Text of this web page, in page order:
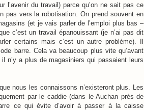
l’avenir du travail) parce qu’on ne sait pas ce
pas vers la robotisation. On prend souvent en
(et je vais parler de l’emploi plus bas –
c’est un travail épanouissant (je n’ai pas dit
certains mais c’est un autre problème). Il
barre. Cela va beaucoup plus vite qu’avant
n’y a plus de magasiniers qui passaient leurs
nous les connaissons n’existeront plus. Les
par le caddie (dans le Auchan près de
ce qui évite d’avoir à passer à la caisse